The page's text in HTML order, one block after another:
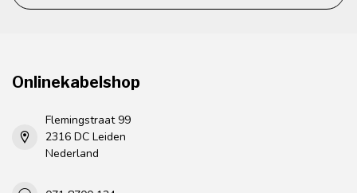
Onlinekabelshop
Flemingstraat 99
2316 DC Leiden
Nederland